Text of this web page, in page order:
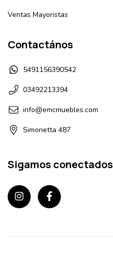
Ventas Mayoristas
Contactános
5491156390542
03492213394
info@emcmuebles.com
Simonetta 487
Sigamos conectados